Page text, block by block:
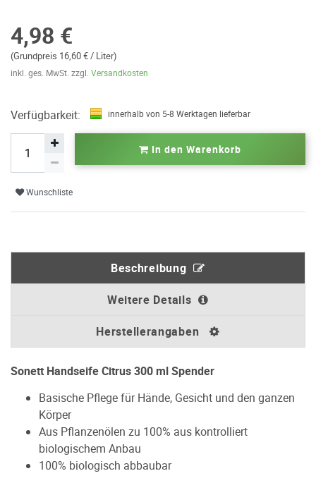
4,98 €
(Grundpreis 16,60 € / Liter)
inkl. ges. MwSt. zzgl. Versandkosten
Verfügbarkeit: innerhalb von 5-8 Werktagen lieferbar
In den Warenkorb
Wunschliste
Beschreibung
Weitere Details
Herstellerangaben
Sonett Handseife Citrus 300 ml Spender
Basische Pflege für Hände, Gesicht und den ganzen
Körper
Aus Pflanzenölen zu 100% aus kontrolliert
biologischem Anbau
100% biologisch abbaubar